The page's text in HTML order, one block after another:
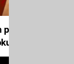
Disney na
prodělal 200